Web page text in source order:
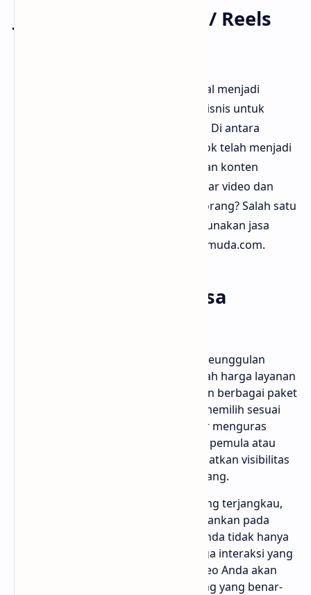
Jasa Facebook Video / Reels
Dalam era digital saat ini, media sosial menjadi
platform penting bagi individu dan bisnis untuk
menjangkau audiens yang lebih luas. Di antara
berbagai platform yang ada, Facebook telah menjadi
pilihan utama untuk berbagi video dan konten
menarik. Namun, bagaimana cara agar video dan
reels Anda dilihat oleh lebih banyak orang? Salah satu
solusi terbaik adalah dengan menggunakan jasa
peningkatan view video dari Bloggermuda.com.
Mengapa Memilih Jasa
Harga Terjangkau: Salah satu keunggulan
utama Bloggermuda.com adalah harga layanan
yang sangat kompetitif. Dengan berbagai paket
yang ditawarkan, Anda dapat memilih sesuai
anggaran tanpa perlu khawatir menguras
kantong. Ini sangat cocok bagi pemula atau
bisnis kecil yang ingin meningkatkan visibilitas
tanpa mengeluarkan banyak uang.
Kualitas Views: Selain harga yang terjangkau,
Bloggermuda.com juga menekankan pada
kualitas views. Hal ini berarti Anda tidak hanya
mendapatkan angka, tetapi juga interaksi yang
lebih baik dengan audiens. Video Anda akan
lebih mungkin dilihat oleh orang yang benar-